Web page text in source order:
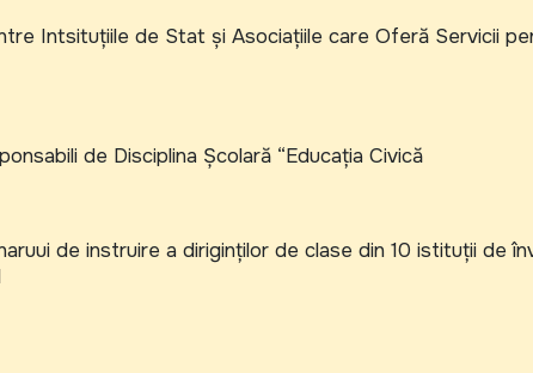
Intsituţiile de Stat şi Asociaţiile care Oferă Servicii
de Disciplina Şcolară “Educaţia Civică
de instruire a diriginţilor de clase din 10 istituţii de